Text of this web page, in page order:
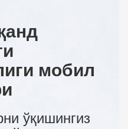
мобил
ўқишингиз